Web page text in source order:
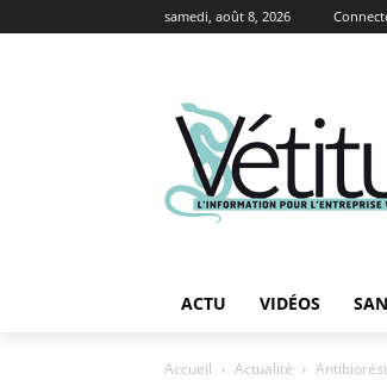
samedi, août 8, 2026
ACTU VIDÉOS
Accueil Actualité